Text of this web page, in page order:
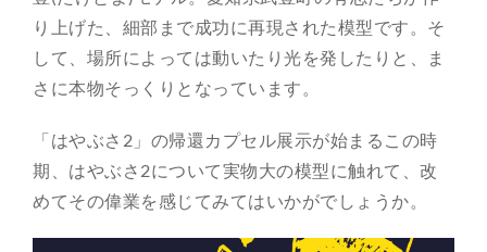
り上げた、細部まで成功に再現された模型です。そ
して、場所によっては動いたり光を発したりと、ま
さに本物そっくりとなっています。
「はやぶさ2」の帰還カプセル展示が始まるこの時
期、はやぶさ2について実物大の模型に触れて、改
めてその偉業を感じてみてはいかがでしょうか。